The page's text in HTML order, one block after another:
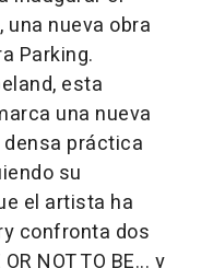
una nueva obra
Parking.
esta
una nueva
práctica
su
el artista ha
confronta dos